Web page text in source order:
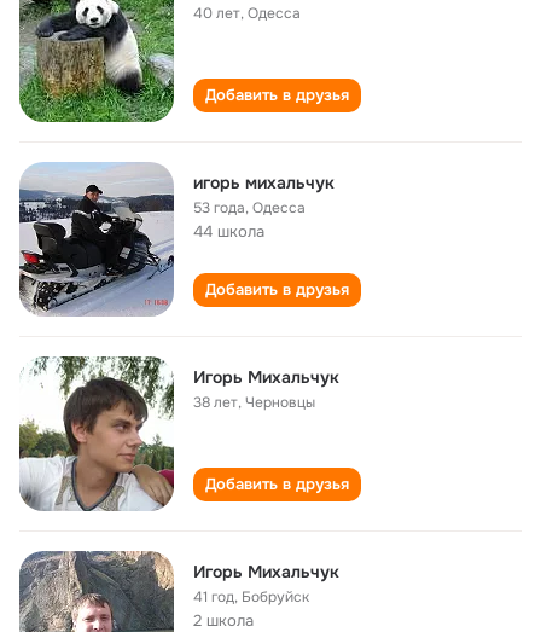
40 лет,Одесса
Добавить в друзья
игорь михальчук
53 года,Одесса
44 школа
Добавить в друзья
Игорь Михальчук
38 лет,Черновцы
Добавить в друзья
Игорь Михальчук
41 год, Бобруйск
2 школа